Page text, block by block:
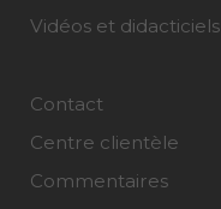
Vidéos et didacticiels
Contact
Centre clientèle
Commentaires